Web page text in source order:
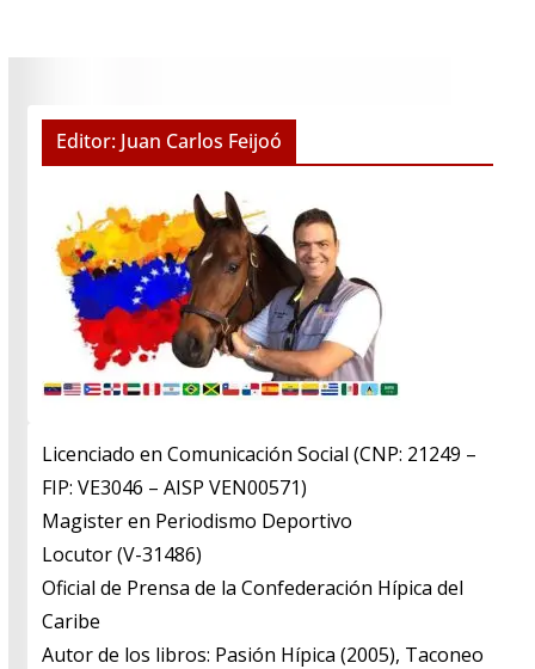
Editor: Juan Carlos Feijoó
Licenciado en Comunicación Social (CNP: 21249 –
FIP: VE3046 – AISP VEN00571)
​Magister en Periodismo Deportivo
​Locutor (V-31486)
​Oficial de Prensa de la Confederación Hípica del
Caribe
​Autor de los libros: Pasión Hípica (2005), Taconeo